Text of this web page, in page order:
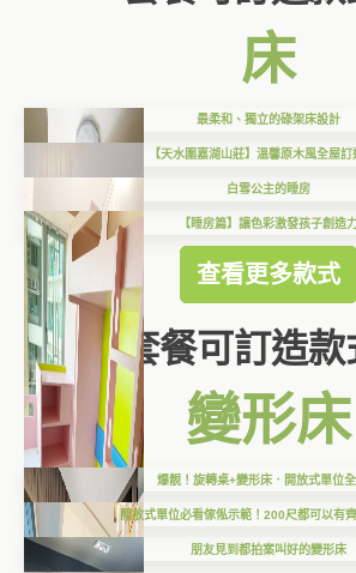
床
最柔和、獨立的碌架床設計
【天水圍嘉湖山莊】溫馨原木風全屋訂
白雪公主的睡房
【睡房篇】讓色彩激發孩子創造
查看更多款式
套餐可訂造款
變形床
爆靚！旋轉桌+變形床．開放式單位
開放式單位必看傢俬示範！200尺都可以有
朋友見到都拍案叫好的變形床